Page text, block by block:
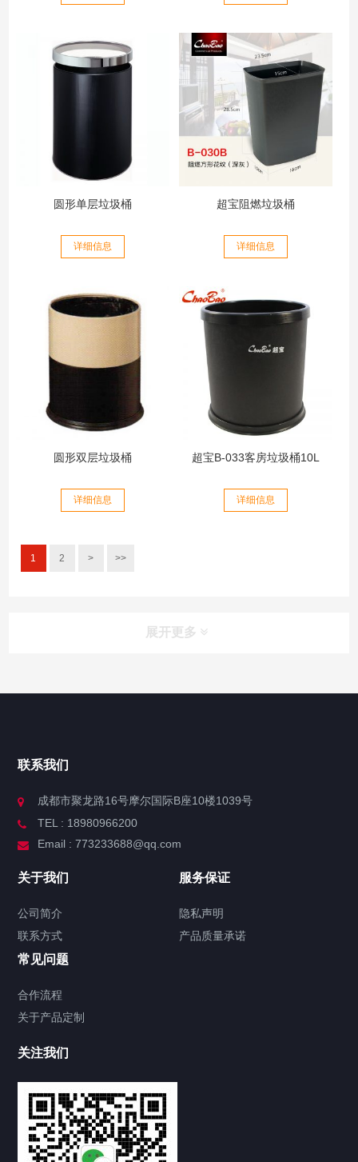
圆形单层垃圾桶
详细信息
超宝阻燃垃圾桶
详细信息
圆形双层垃圾桶
详细信息
超宝B-033客房垃圾桶10L
详细信息
1 2 > >>
展开更多
联系我们
成都市聚龙路16号摩尔国际B座10楼1039号
TEL : 18980966200
Email : 773233688@qq.com
关于我们
公司简介
联系方式
服务保证
隐私声明
产品质量承诺
常见问题
合作流程
关于产品定制
关注我们